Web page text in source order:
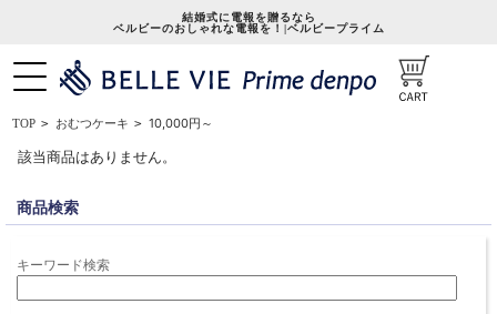
結婚式に電報を贈るなら
ベルビーのおしゃれな電報を！|ベルビープライム
TOP > おむつケーキ > 10,000円～
該当商品はありません。
商品検索
キーワード検索